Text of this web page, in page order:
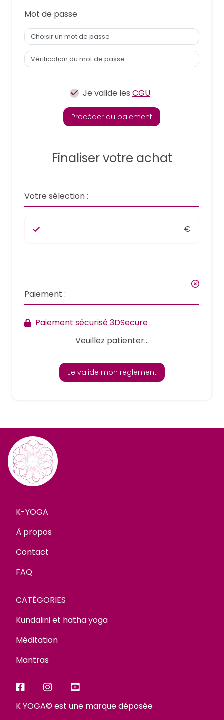
Mot de passe
Je valide les CGU
Procéder au paiement
Finaliser votre achat
Votre sélection :
€
Paiement :
Paiement sécurisé 3DSecure
Veuillez patienter...
Je valide mon règlement
K-YOGA
À propos
Contact
FAQ
CATÉGORIES
Kundalini et hatha yoga
Méditation
Mantras
K YOGA© est une marque déposée